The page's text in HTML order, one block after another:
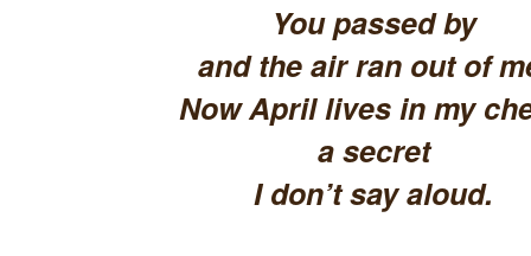
You passed by
and the air ran out of
Now April lives in my
a secret
I don’t say aloud.